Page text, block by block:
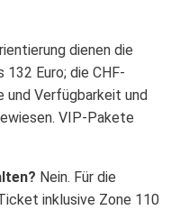
dienen die
Euro; die CHF-
und Verfügbarkeit und
VIP-Pakete
Nein. Für die
inklusive Zone 110